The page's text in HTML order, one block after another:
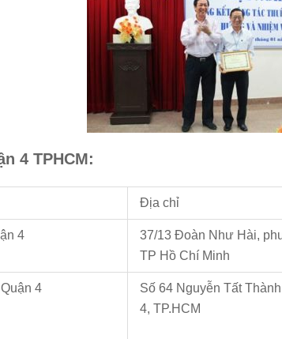
4 TPHCM:
Địa chỉ
4
37/13 Đoàn Như Hài,
TP Hồ Chí Minh
4
Số 64 Nguyễn Tất
4, TP.HCM